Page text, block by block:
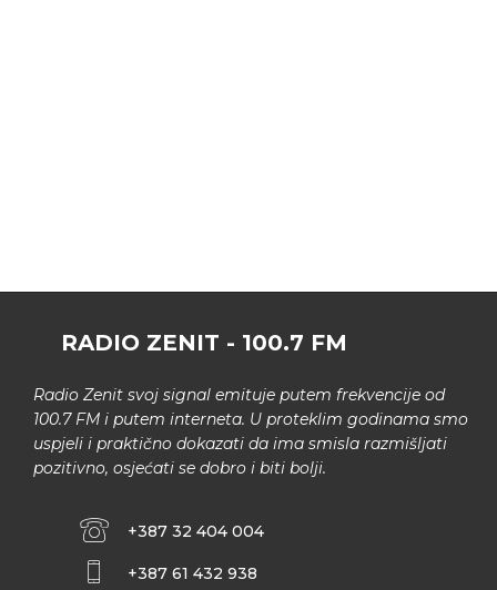
RADIO ZENIT - 100.7 FM
Radio Zenit svoj signal emituje putem frekvencije od
100.7 FM i putem interneta. U proteklim godinama smo
uspjeli i praktično dokazati da ima smisla razmišljati
pozitivno, osjećati se dobro i biti bolji.
+387 32 404 004
+387 61 432 938